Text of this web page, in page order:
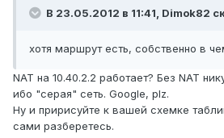
В 23.05.2012 в 11:41, Dimok82
хотя маршрут есть, собственно в
NAT на 10.40.2.2 работает? Без NAT
ибо "серая" сеть. Google, plz.
Ну и пририсуйте к вашей схемке
сами разберетесь.